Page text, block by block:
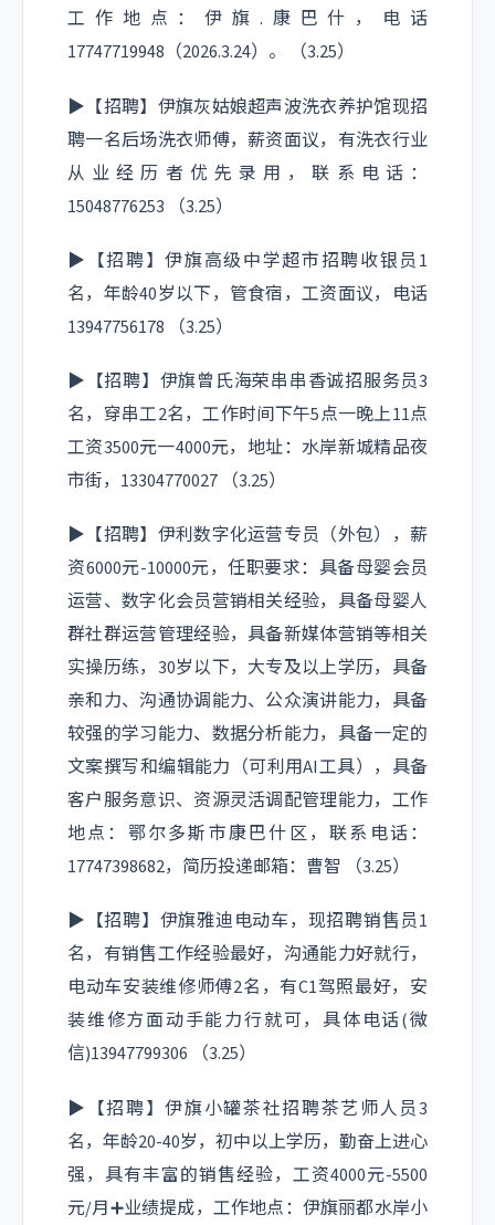
工作地点：伊旗.康巴什，电话
17747719948（2026.3.24）。 （3.25）
▶【招聘】伊旗灰姑娘超声波洗衣养护馆现招
聘一名后场洗衣师傅，薪资面议，有洗衣行业
从业经历者优先录用，联系电话：
15048776253 （3.25）
▶【招聘】伊旗高级中学超市招聘收银员1
名，年龄40岁以下，管食宿，工资面议，电话
13947756178 （3.25）
▶【招聘】伊旗曾氏海荣串串香诚招服务员3
名，穿串工2名，工作时间下午5点一晚上11点
工资3500元一4000元，地址：水岸新城精品夜
市街，13304770027 （3.25）
▶【招聘】伊利数字化运营专员（外包），薪
资6000元-10000元，任职要求：具备母婴会员
运营、数字化会员营销相关经验，具备母婴人
群社群运营管理经验，具备新媒体营销等相关
实操历练，30岁以下，大专及以上学历，具备
亲和力、沟通协调能力、公众演讲能力，具备
较强的学习能力、数据分析能力，具备一定的
文案撰写和编辑能力（可利用AI工具），具备
客户服务意识、资源灵活调配管理能力，工作
地点：鄂尔多斯市康巴什区，联系电话：
17747398682，简历投递邮箱：曹智 （3.25）
▶【招聘】伊旗雅迪电动车，现招聘销售员1
名，有销售工作经验最好，沟通能力好就行，
电动车安装维修师傅2名，有C1驾照最好，安
装维修方面动手能力行就可，具体电话(微
信)13947799306 （3.25）
▶【招聘】伊旗小罐茶社招聘茶艺师人员3
名，年龄20-40岁，初中以上学历，勤奋上进心
强，具有丰富的销售经验，工资4000元-5500
元/月➕业绩提成，工作地点：伊旗丽都水岸小